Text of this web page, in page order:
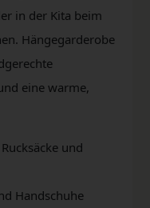
in der Kita beim
Hängegarderobe
eine warme,
und
Handschuhe